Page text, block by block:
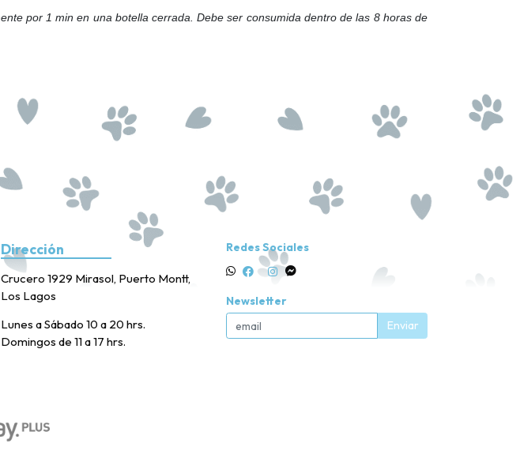
por 1 min en una botella cerrada. Debe ser consumida dentro de las 8 horas de
Dirección
Crucero 1929 Mirasol, Puerto Montt,
Los Lagos
Lunes a Sábado 10 a 20 hrs.
Domingos de 11 a 17 hrs.
Redes Sociales
Newsletter
Enviar